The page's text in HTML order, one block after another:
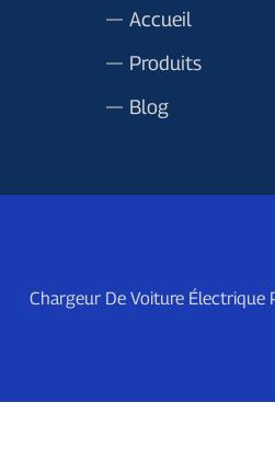
Accueil
Produits
Blog
Chargeur De Voiture Électrique